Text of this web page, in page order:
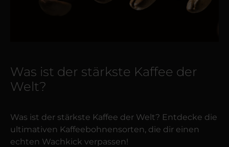
Was ist der stärkste Kaffee der
Welt?
Was ist der stärkste Kaffee der Welt? Entdecke die
ultimativen Kaffeebohnensorten, die dir einen
echten Wachkick verpassen!